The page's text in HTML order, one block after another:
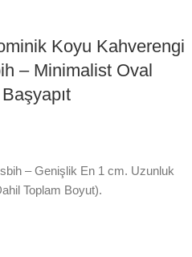
Koyu Kahverengi
– Minimalist Oval
– Genişlik En 1 cm. Uzunluk
Toplam Boyut).